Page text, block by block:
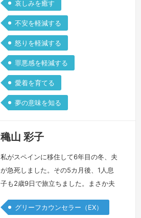
哀しみを癒す
不安を軽減する
怒りを軽減する
罪悪感を軽減する
愛着を育てる
夢の意味を知る
穐山 彩子
私がスペインに移住して6年目の冬、夫
が急死しました。その5カ月後、1人息
子も2歳9日で旅立ちました。まさか夫
なくなるなんて…これが私の現実なの
グリーフカウンセラー（EX）